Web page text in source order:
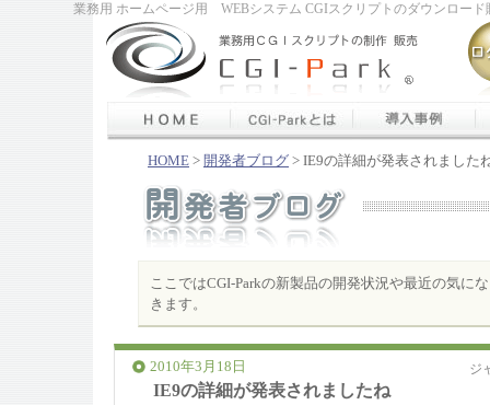
業務用 ホームページ用 WEBシステム CGIスクリプトのダウンロー
HOME > 開発者ブログ > IE9の詳細が発表されました
ここではCGI-Parkの新製品の開発状況や最近の気に
きます。
ジ
2010年3月18日
IE9の詳細が発表されましたね